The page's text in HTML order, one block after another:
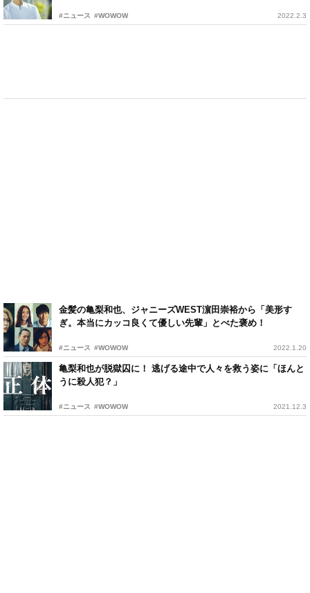
#ニュース #WOWOW 2022.2.3
金髪の亀梨和也、ジャニーズWEST濵田崇裕から「美形す
ぎ。本当にカッコ良くて優しい先輩」とべた褒め！
#ニュース #WOWOW 2022.1.20
⻲梨和也が脱獄囚に！ 逃げる途中で人々を救う姿に「ほんと
うに殺人犯？」
#ニュース #WOWOW 2021.12.3